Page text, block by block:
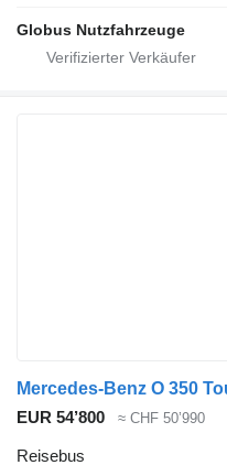
Globus Nutzfahrzeuge
EUR 54’800 ≈ CHF 50’990
Reisebus